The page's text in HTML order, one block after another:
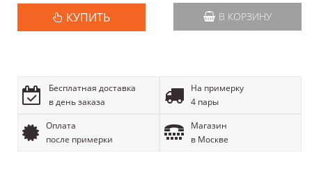
КУПИТЬ В КОРЗИНУ
Бесплатная доставка
в день заказа
На примерку
4 пары
Оплата
после примерки
Магазин
в Москве